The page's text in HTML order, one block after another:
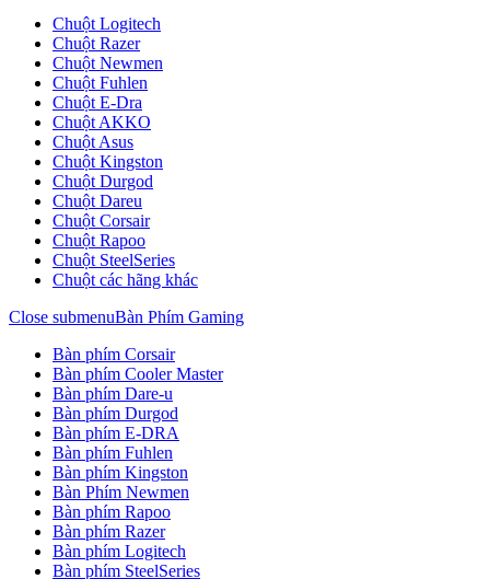
Chuột Logitech
Chuột Razer
Chuột Newmen
Chuột Fuhlen
Chuột E-Dra
Chuột AKKO
Chuột Asus
Chuột Kingston
Chuột Durgod
Chuột Dareu
Chuột Corsair
Chuột Rapoo
Chuột SteelSeries
Chuột các hãng khác
Close submenuBàn Phím Gaming
Bàn phím Corsair
Bàn phím Cooler Master
Bàn phím Dare-u
Bàn phím Durgod
Bàn phím E-DRA
Bàn phím Fuhlen
Bàn phím Kingston
Bàn Phím Newmen
Bàn phím Rapoo
Bàn phím Razer
Bàn phím Logitech
Bàn phím SteelSeries